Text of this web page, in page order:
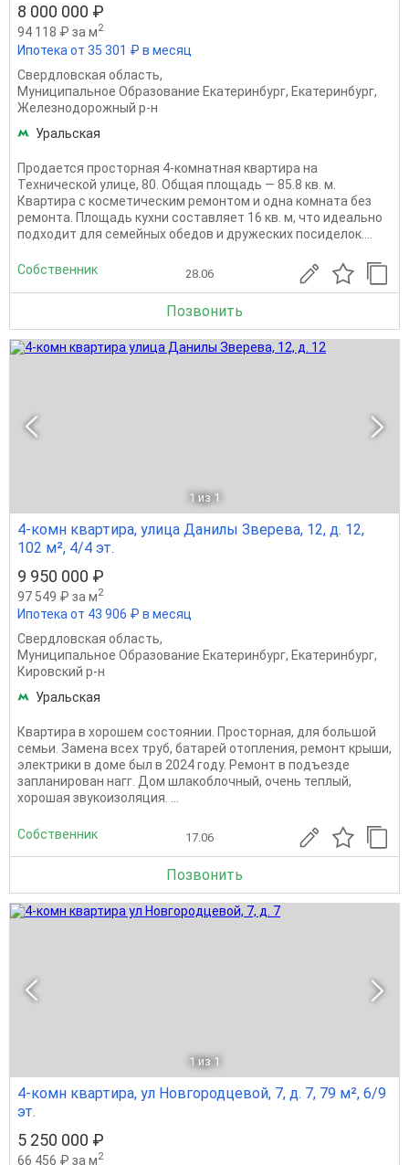
8 000 000 ₽
94 118 ₽ за м2
Ипотека от 35 301 ₽ в месяц
Свердловская область,
Муниципальное Образование Екатеринбург, Екатеринбург,
Железнодорожный р-н
Уральская
Продается просторная 4-комнатная квартира на
Технической улице, 80. Общая площадь — 85.8 кв. м.
Квартира с косметическим ремонтом и одна комната без
ремонта. Площадь кухни составляет 16 кв. м, что идеально
подходит для семейных обедов и дружеских посиделок....
Собственник 28.06
Позвонить
1 из 1
4-комн квартира, улица Данилы Зверева, 12, д. 12,
102 м², 4/4 эт.
9 950 000 ₽
97 549 ₽ за м2
Ипотека от 43 906 ₽ в месяц
Свердловская область,
Муниципальное Образование Екатеринбург, Екатеринбург,
Кировский р-н
Уральская
Квартира в хорошем состоянии. Просторная, для большой
семьи. Замена всех труб, батарей отопления, ремонт крыши,
электрики в доме был в 2024 году. Ремонт в подъезде
запланирован нагг. Дом шлакоблочный, очень теплый,
хорошая звукоизоляция. ...
Собственник 17.06
Позвонить
1 из 1
4-комн квартира, ул Новгородцевой, 7, д. 7, 79 м², 6/9
эт.
5 250 000 ₽
66 456 ₽ за м2